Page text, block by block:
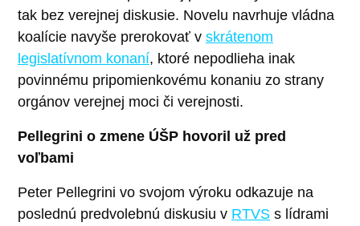
tak bez verejnej diskusie. Novelu navrhuje vládna
koalície navyše prerokovať v skrátenom
legislatívnom konaní, ktoré nepodlieha inak
povinnému pripomienkovému konaniu zo strany
orgánov verejnej moci či verejnosti.
Pellegrini o zmene ÚŠP hovoril už pred
voľbami
Peter Pellegrini vo svojom výroku odkazuje na
poslednú predvolebnú diskusiu v RTVS s lídrami